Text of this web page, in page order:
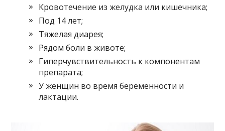
Кровотечение из желудка или кишечника;
Под 14 лет;
Тяжелая диарея;
Рядом боли в животе;
Гиперчувствительность к компонентам
препарата;
У женщин во время беременности и
лактации.